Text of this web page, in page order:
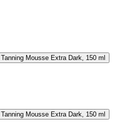
Mousse Extra Dark, 150 ml
Mousse Extra Dark, 150 ml